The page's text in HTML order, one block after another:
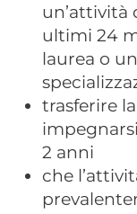
un’attività
ultimi 24
laurea o
trasferire
2 anni
che